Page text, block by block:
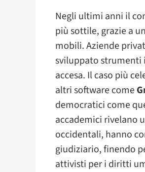
Negli ultimi anni il
più sottile, grazie a
mobili. Aziende
sviluppato strumenti
accesa. Il caso più
altri software come
democratici come
accademici rivelano
occidentali, hanno
giudiziario, finendo
attivisti per i diritti